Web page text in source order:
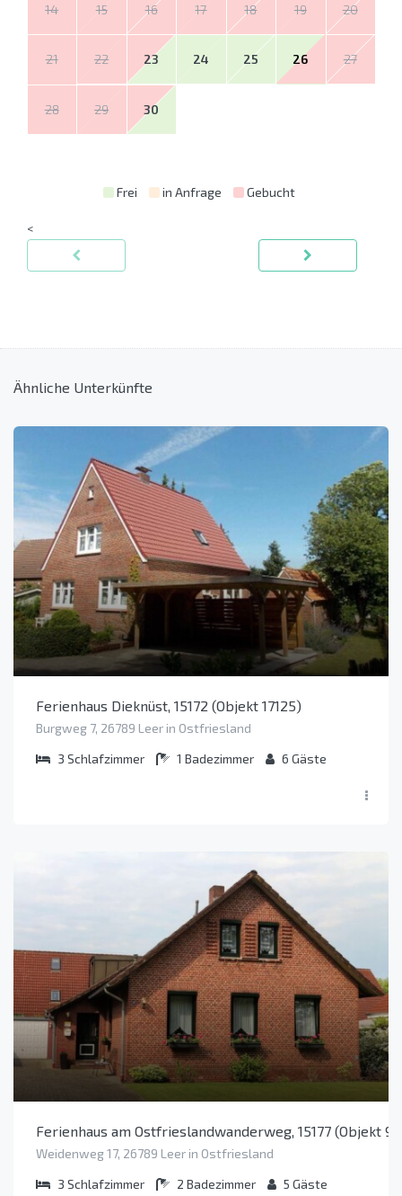
14 15 16 17 18 19 20
21 22 23 24 25 26 27
28 29 30
Frei in Anfrage Gebucht
<
Ähnliche Unterkünfte
Ferienhaus Dieknüst, 15172 (Objekt 17125)
Burgweg 7, 26789 Leer in Ostfriesland
3 Schlafzimmer 1 Badezimmer 6 Gäste
Ferienhaus am Ostfrieslandwanderweg, 15177 (Objekt
Weidenweg 17, 26789 Leer in Ostfriesland
3 Schlafzimmer 2 Badezimmer 5 Gäste